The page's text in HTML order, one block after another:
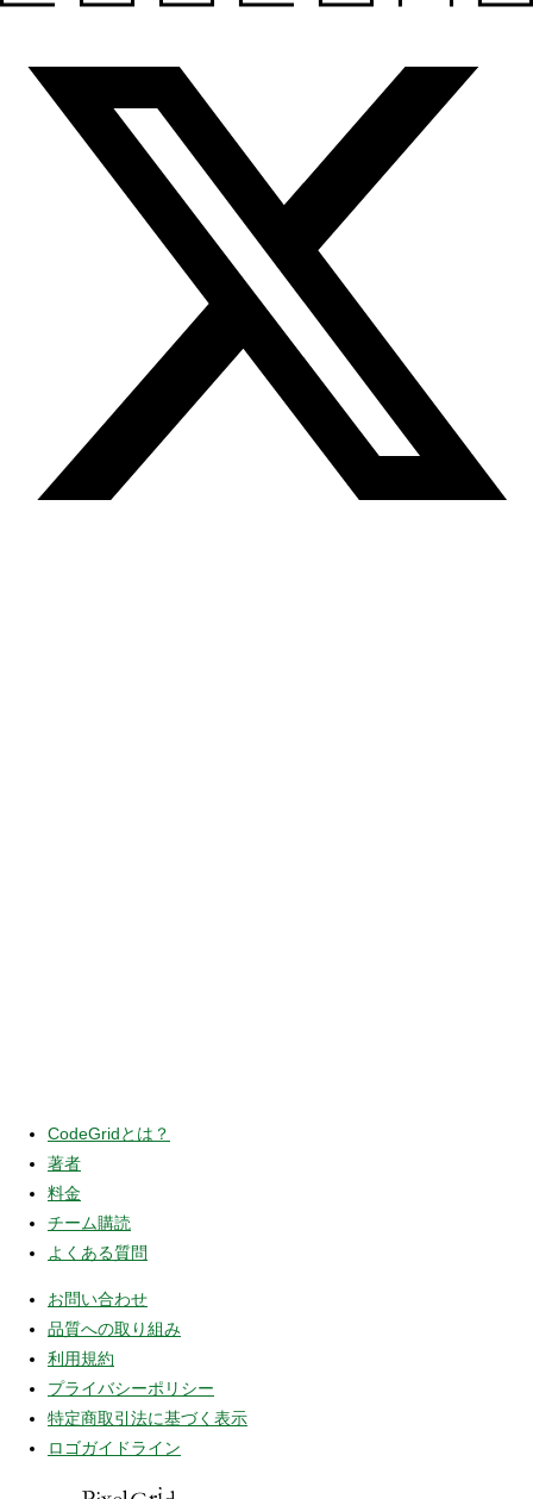
CodeGridとは？
著者
料金
チーム購読
よくある質問
お問い合わせ
品質への取り組み
利用規約
プライバシーポリシー
特定商取引法に基づく表示
ロゴガイドライン